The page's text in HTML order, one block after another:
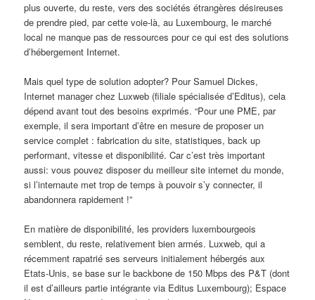
plus ouverte, du reste, vers des sociétés étrangères désireuses
de prendre pied, par cette voie-là, au Luxembourg, le marché
local ne manque pas de ressources pour ce qui est des solutions
d’hébergement Internet.
Mais quel type de solution adopter? Pour Samuel Dickes,
Internet manager chez Luxweb (filiale spécialisée d’Editus), cela
dépend avant tout des besoins exprimés. “Pour une PME, par
exemple, il sera important d’être en mesure de proposer un
service complet : fabrication du site, statistiques, back up
performant, vitesse et disponibilité. Car c’est très important
aussi: vous pouvez disposer du meilleur site internet du monde,
si l’internaute met trop de temps à pouvoir s’y connecter, il
abandonnera rapidement !”
En matière de disponibilité, les providers luxembourgeois
semblent, du reste, relativement bien armés. Luxweb, qui a
récemment rapatrié ses serveurs initialement hébergés aux
Etats-Unis, se base sur le backbone de 150 Mbps des P&T (dont
il est d’ailleurs partie intégrante via Editus Luxembourg); Espace